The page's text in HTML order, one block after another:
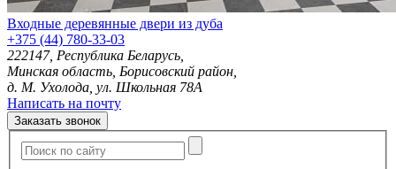
Входные деревянные двери из дуба
+375 (44) 780-33-03
222147, Республика Беларусь,
Минская область, Борисовский район,
д. М. Ухолода, ул. Школьная 78А
Написать на почту
Заказать звонок